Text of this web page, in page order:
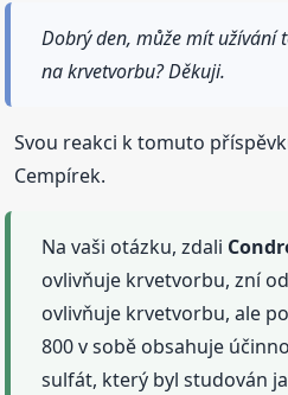
Dobrý den, může mít užívání
na krvetvorbu? Děkuji.
Svou reakci k tomuto
Cempírek.
Na vaši otázku, zdali
ovlivňuje krvetvorbu, zní
ovlivňuje krvetvorbu, ale
800 v sobě obsahuje
sulfát, který byl studován